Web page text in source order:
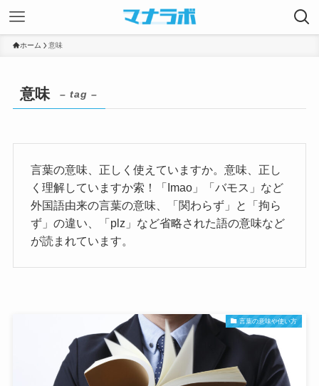
ホーム 意味
意味 – tag –
言葉の意味、正しく使えていますか。意味、正し
く理解していますか索！「Imao」「バモス」など
外国語由来の言葉の意味、「関わらず」と「拘ら
ず」の違い、「plz」など省略された語の意味など
が読まれています。
言葉の意味や使い方